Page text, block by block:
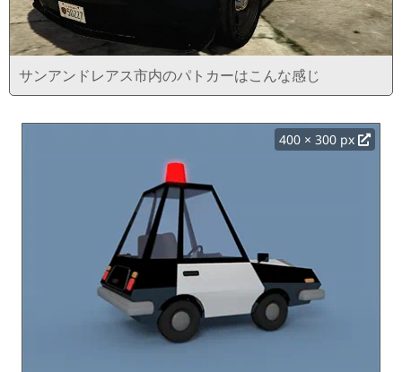
サンアンドレアス市内のパトカーはこんな感じ
400 × 300 px